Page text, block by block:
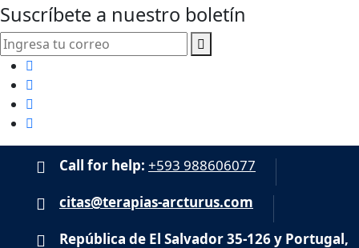
Suscríbete a nuestro boletín
Call for help: +593 988606077
citas@terapias-arcturus.com
República de El Salvador 35-126 y Portugal,